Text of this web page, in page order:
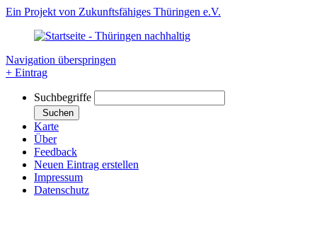
Ein Projekt von Zukunftsfähiges Thüringen e.V.
Navigation überspringen
+ Eintrag
Suchbegriffe
Suchen
Karte
Über
Feedback
Neuen Eintrag erstellen
Impressum
Datenschutz